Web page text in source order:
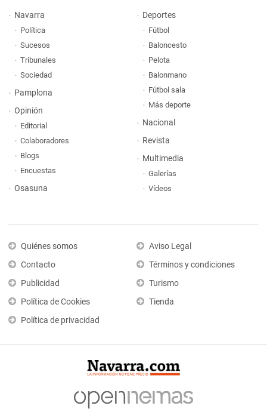
Navarra
Política
Sucesos
Tribunales
Sociedad
Pamplona
Opinión
Editorial
Colaboradores
Blogs
Encuestas
Osasuna
Deportes
Fútbol
Baloncesto
Pelota
Balonmano
Fútbol sala
Más deporte
Nacional
Revista
Multimedia
Galerías
Vídeos
Quiénes somos
Contacto
Publicidad
Política de Cookies
Política de privacidad
Aviso Legal
Términos y condiciones
Turismo
Tienda